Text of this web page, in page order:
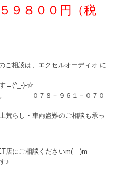
５９８００円（税
ご相談は、 エクセルオーディオ に
→(^_-)-☆
す。 ０７８－９６１－０７０
荒らし・車両盗難のご相談も承っ
店にご相談くださいm(__)m
♪